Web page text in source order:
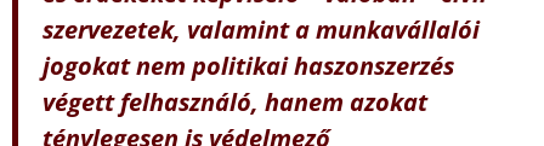
szervezetek, valamint a munkavállalói
jogokat nem politikai haszonszerzés
végett felhasználó, hanem azokat
ténylegesen is védelmező